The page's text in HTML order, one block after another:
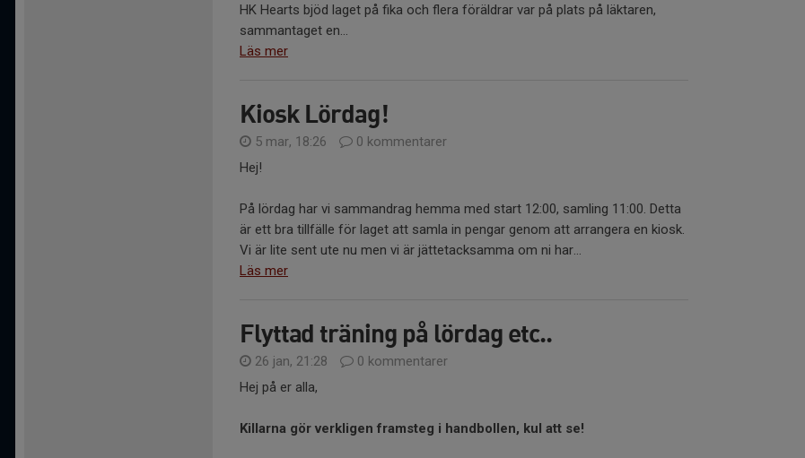
HK Hearts bjöd laget på fika och flera föräldrar var på plats på läktaren,
sammantaget en...
Läs mer
Kiosk Lördag!
5 mar, 18:26
0 kommentarer
Hej!
På lördag har vi sammandrag hemma med start 12:00, samling 11:00. Detta
är ett bra tillfälle för laget att samla in pengar genom att arrangera en kiosk.
Vi är lite sent ute nu men vi är jättetacksamma om ni har...
Läs mer
Flyttad träning på lördag etc..
26 jan, 21:28
0 kommentarer
Hej på er alla,
Killarna gör verkligen framsteg i handbollen, kul att se!